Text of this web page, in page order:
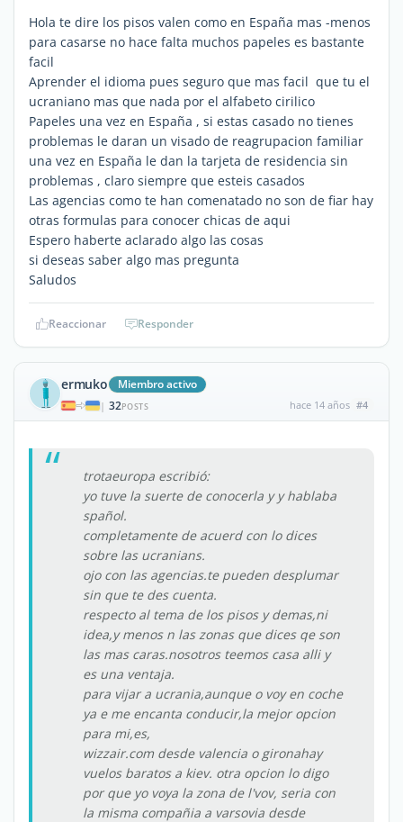
Hola te dire los pisos valen como en España mas -menos
para casarse no hace falta muchos papeles es bastante
facil
Aprender el idioma pues seguro que mas facil que tu el
ucraniano mas que nada por el alfabeto cirilico
Papeles una vez en España , si estas casado no tienes
problemas le daran un visado de reagrupacion familiar
una vez en España le dan la tarjeta de residencia sin
problemas , claro siempre que esteis casados
Las agencias como te han comenatado no son de fiar hay
otras formulas para conocer chicas de aqui
Espero haberte aclarado algo las cosas
si deseas saber algo mas pregunta
Saludos
Reaccionar Responder
ermuko Miembro activo
| 32POSTS hace 14 años #4
trotaeuropa escribió:
yo tuve la suerte de conocerla y y hablaba
spañol.
completamente de acuerd con lo dices
sobre las ucranians.
ojo con las agencias.te pueden desplumar
sin que te des cuenta.
respecto al tema de los pisos y demas,ni
idea,y menos n las zonas que dices qe son
las mas caras.nosotros teemos casa alli y
es una ventaja.
para vijar a ucrania,aunque o voy en coche
ya e me encanta conducir,la mejor opcion
para mi,es,
wizzair.com desde valencia o gironahay
vuelos baratos a kiev. otra opcion lo digo
por que yo voya la zona de l'vov, seria con
la misma compañia a varsovia desde